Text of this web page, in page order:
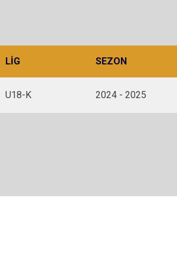
LIG SEZON
U18-K 2024 - 2025